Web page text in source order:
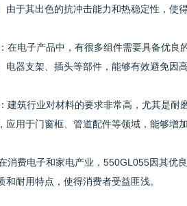
由于其出色的抗冲击能力和热稳定性，使
在电子产品中，有很多组件需要具备优
电器支架、插头等部件，能够有效避免因
建筑行业对材料的要求非常高，尤其是
应用于门窗框、管道配件等领域，能够增
消费电子和家电产业，550GL055因其优
和耐用特点，使得消费者受益匪浅。